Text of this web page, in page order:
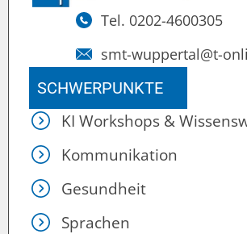
Tel. 0202-4600305
smt-wuppertal@t-
SCHWERPUNKTE
KI Workshops &
Kommunikation
Gesundheit
Sprachen